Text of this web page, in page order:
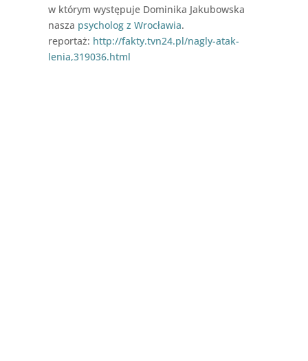
w którym występuje Dominika Jakubowska
nasza psycholog z Wrocławia.
reportaż: http://fakty.tvn24.pl/nagly-atak-
lenia,319036.html